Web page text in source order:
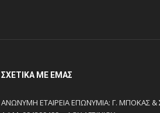
ΣΧΕΤΙΚΆ ΜΕ ΕΜΆΣ
ΑΝΩΝΥΜΗ ΕΤΑΙΡΕΙΑ ΕΠΩΝΥΜΙΑ: Γ. ΜΠΟΚΑΣ &